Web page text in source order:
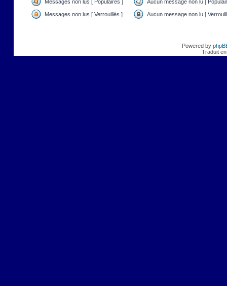
Messages non lus [ Populaires ] Aucun message non lu [
Messages non lus [ Verrouillés ] Aucun message non lu [
Powered by
Traduit